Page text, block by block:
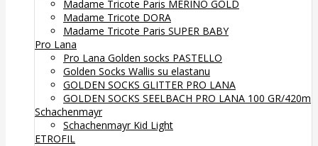
Madame Tricote Paris MERINO GOLD
Madame Tricote DORA
Madame Tricote Paris SUPER BABY
Pro Lana
Pro Lana Golden socks PASTELLO
Golden Socks Wallis su elastanu
GOLDEN SOCKS GLITTER PRO LANA
GOLDEN SOCKS SEELBACH PRO LANA 100 GR/420m
Schachenmayr
Schachenmayr Kid Light
ETROFIL